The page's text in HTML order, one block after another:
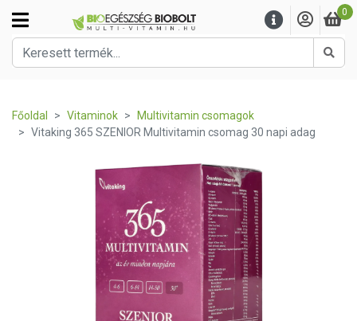
0
Főoldal Vitaminok
Multivitamin csomagok
Vitaking 365 SZENIOR Multivitamin csomag 30 napi adag